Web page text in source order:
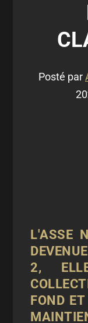
Posté par
L'ASSE
2,
FOND